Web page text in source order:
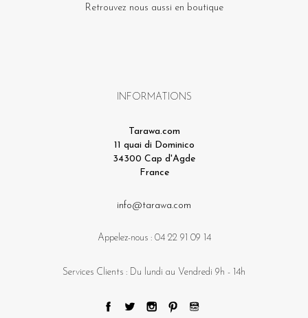
Retrouvez nous aussi en boutique
INFORMATIONS
Tarawa.com
11 quai di Dominico
34300 Cap d'Agde
France
info@tarawa.com
Appelez-nous : 04 22 91 09 14
Services Clients : Du lundi au Vendredi 9h - 14h